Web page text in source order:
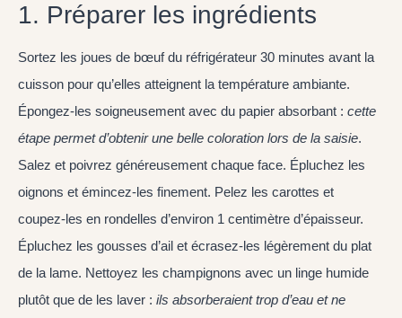
1. Préparer les ingrédients
Sortez les joues de bœuf du réfrigérateur 30 minutes avant la
cuisson pour qu’elles atteignent la température ambiante.
Épongez-les soigneusement avec du papier absorbant : cette
étape permet d’obtenir une belle coloration lors de la saisie.
Salez et poivrez généreusement chaque face. Épluchez les
oignons et émincez-les finement. Pelez les carottes et
coupez-les en rondelles d’environ 1 centimètre d’épaisseur.
Épluchez les gousses d’ail et écrasez-les légèrement du plat
de la lame. Nettoyez les champignons avec un linge humide
plutôt que de les laver : ils absorberaient trop d’eau et ne